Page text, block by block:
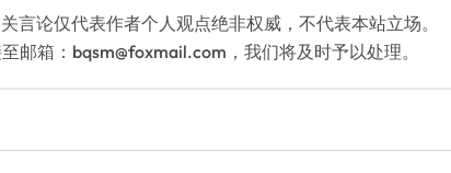
言论仅代表作者个人观点绝非权威，不代表本站立场。
邮箱：bqsm@foxmail.com，我们将及时予以处理。